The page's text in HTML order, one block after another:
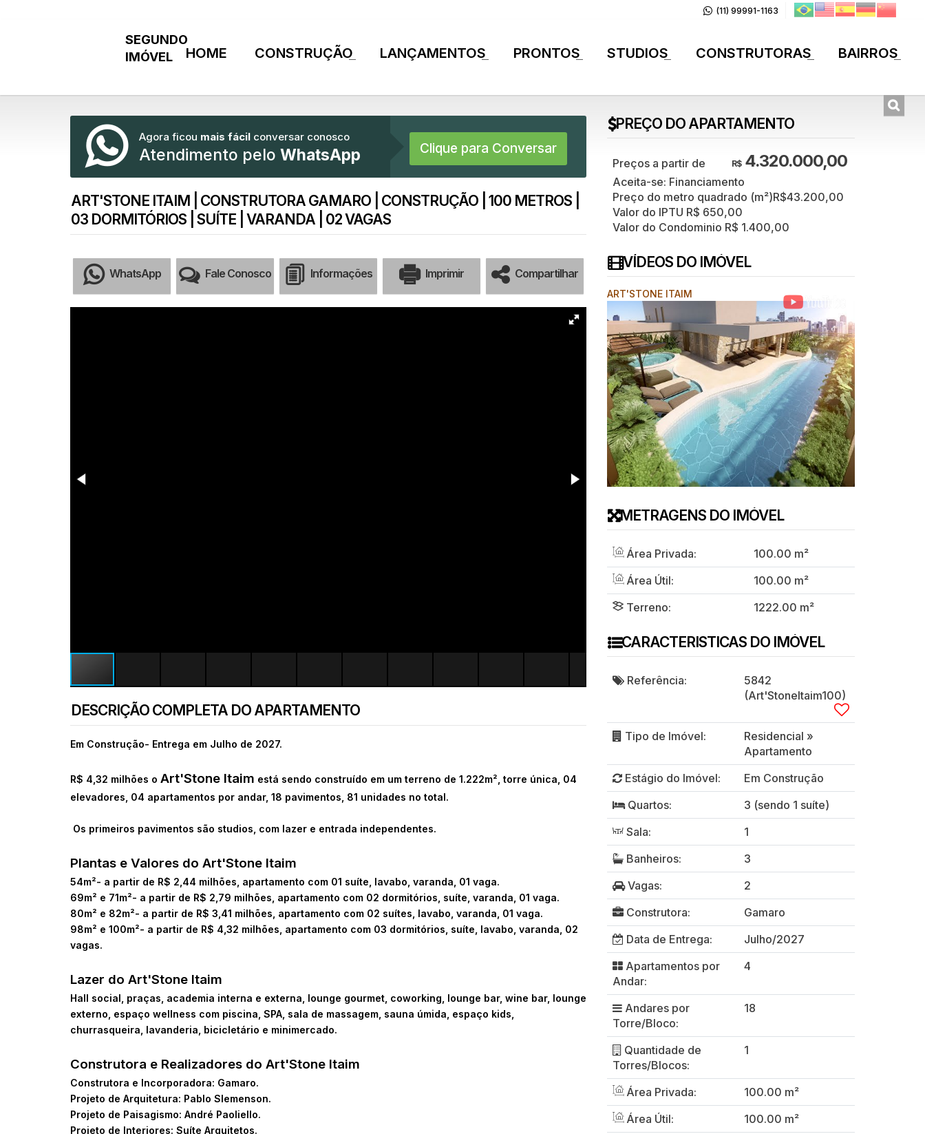
(11) 99991-1163
BAIRROS
CONSTRUTORAS
STUDIOS
PRONTOS
LANÇAMENTOS
CONSTRUÇÃO
HOME
Agora ficou mais fácil conversar conosco
Atendimento pelo WhatsApp Clique para Conversar
ART'STONE ITAIM | CONSTRUTORA GAMARO | CONSTRUÇÃO | 100 METROS |
03 DORMITÓRIOS | SUÍTE | VARANDA | 02 VAGAS
WhatsApp Fale Conosco Informações Imprimir Compartilhar
DESCRIÇÃO COMPLETA DO APARTAMENTO
Em Construção- Entrega em Julho de 2027.
R$ 4,32 milhões o Art'Stone Itaim está sendo construído em um terreno de 1.222m², torre única, 04
elevadores, 04 apartamentos por andar, 18 pavimentos, 81 unidades no total.
Os primeiros pavimentos são studios, com lazer e entrada independentes.
Plantas e Valores do Art'Stone Itaim
54m²- a partir de R$ 2,44 milhões, apartamento com 01 suíte, lavabo, varanda, 01 vaga.
69m² e 71m²- a partir de R$ 2,79 milhões, apartamento com 02 dormitórios, suíte, varanda, 01 vaga.
80m² e 82m²- a partir de R$ 3,41 milhões, apartamento com 02 suítes, lavabo, varanda, 01 vaga.
98m² e 100m²- a partir de R$ 4,32 milhões, apartamento com 03 dormitórios, suíte, lavabo, varanda, 02
vagas.
Lazer do Art'Stone Itaim
Hall social, praças, academia interna e externa, lounge gourmet, coworking, lounge bar, wine bar, lounge
externo, espaço wellness com piscina, SPA, sala de massagem, sauna úmida, espaço kids,
churrasqueira, lavanderia, bicicletário e minimercado.
Construtora e Realizadores do Art'Stone Itaim
Construtora e Incorporadora: Gamaro.
Projeto de Arquitetura: Pablo Slemenson.
Projeto de Paisagismo: André Paoliello.
Projeto de Interiores: Suíte Arquitetos.
PREÇO DO APARTAMENTO
R$4.320.000,00
Aceita-se: Financiamento
Preço do metro quadrado (m²)R$43.200,00
Valor do IPTU R$ 650,00
Valor do Condominio R$ 1.400,00
VÍDEOS DO IMÓVEL
ART'STONE ITAIM
METRAGENS DO IMÓVEL
Área Privada: 100.00 m²
Área Útil:
100.00 m²
Terreno:
1222.00 m²
CARACTERISTICAS DO IMÓVEL
Referência:
5842
(Art'StoneItaim100)
Tipo de Imóvel: Residencial »
Apartamento
Estágio do Imóvel:
Em Construção
Quartos:
3 (sendo 1 suíte)
Sala:
1
Banheiros:
3
Vagas:
2
Construtora:
Gamaro
Data de Entrega:
Julho/2027
Apartamentos por
Andar:
4
Andares por
Torre/Bloco:
18
Quantidade de
Torres/Blocos:
1
Área Privada:
100.00 m²
Área Útil:
100.00 m²